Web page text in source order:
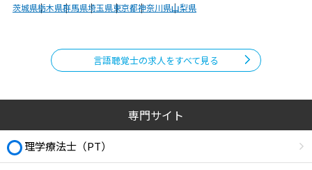
茨城県栃木県群馬県埼玉県東京都神奈川県山梨県
言語聴覚士の求人をすべて見る
専門サイト
理学療法士（PT）